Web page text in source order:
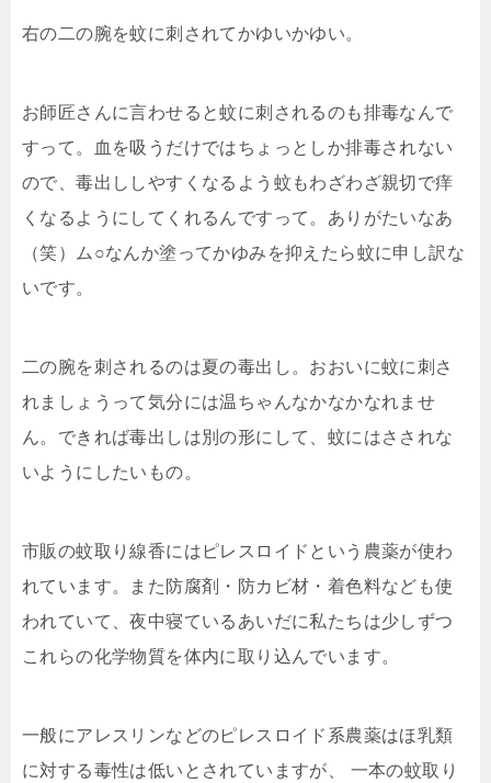
右の二の腕を蚊に刺されてかゆいかゆい。
お師匠さんに言わせると蚊に刺されるのも排毒なんで
すって。血を吸うだけではちょっとしか排毒されない
ので、毒出ししやすくなるよう蚊もわざわざ親切で痒
くなるようにしてくれるんですって。ありがたいなあ
（笑）ム○なんか塗ってかゆみを抑えたら蚊に申し訳な
いです。
二の腕を刺されるのは夏の毒出し。おおいに蚊に刺さ
れましょうって気分には温ちゃんなかなかなれませ
ん。できれば毒出しは別の形にして、蚊にはさされな
いようにしたいもの。
市販の蚊取り線香にはピレスロイドという農薬が使わ
れています。また防腐剤・防カビ材・着色料なども使
われていて、夜中寝ているあいだに私たちは少しずつ
これらの化学物質を体内に取り込んでいます。
一般にアレスリンなどのピレスロイド系農薬はほ乳類
に対する毒性は低いとされていますが、 一本の蚊取り